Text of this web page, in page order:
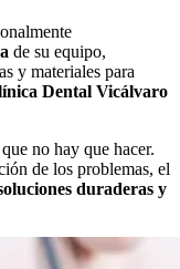
de su equipo,
y materiales para
Dental Vicálvaro
no hay que hacer.
de los problemas, el
duraderas y